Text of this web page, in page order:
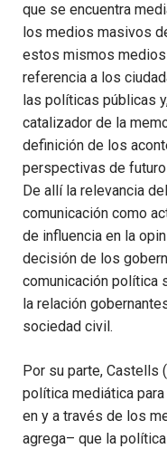
que se encuentra
los medios masivos
estos mismos
referencia a los
las polí­ticas públicas
catalizador de la
definición de los
perspectivas de
De allí la relevancia
comunicación como
de influencia en la
decisión de los
comunicación política
la relación
sociedad civil.
Por su parte, Castells
política me­diática
en y a través de los
agrega– que la